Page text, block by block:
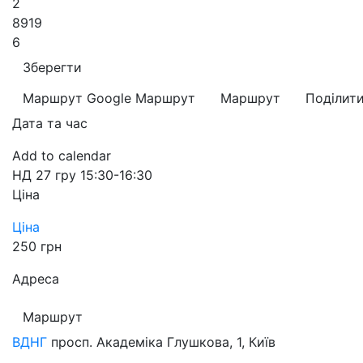
2
8919
6
Зберегти
Маршрут Google Маршрут Маршрут
Дата та час
Add to calendar
НД 27 гру 15:30-16:30
Ціна
Ціна
250 грн
Адреса
Маршрут
ВДНГ просп. Академіка Глушкова, 1, Київ